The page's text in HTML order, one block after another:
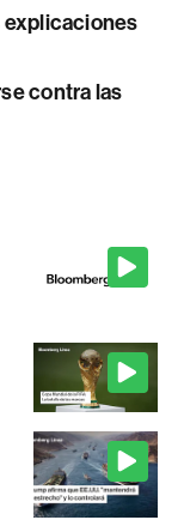
explicaciones
contra las